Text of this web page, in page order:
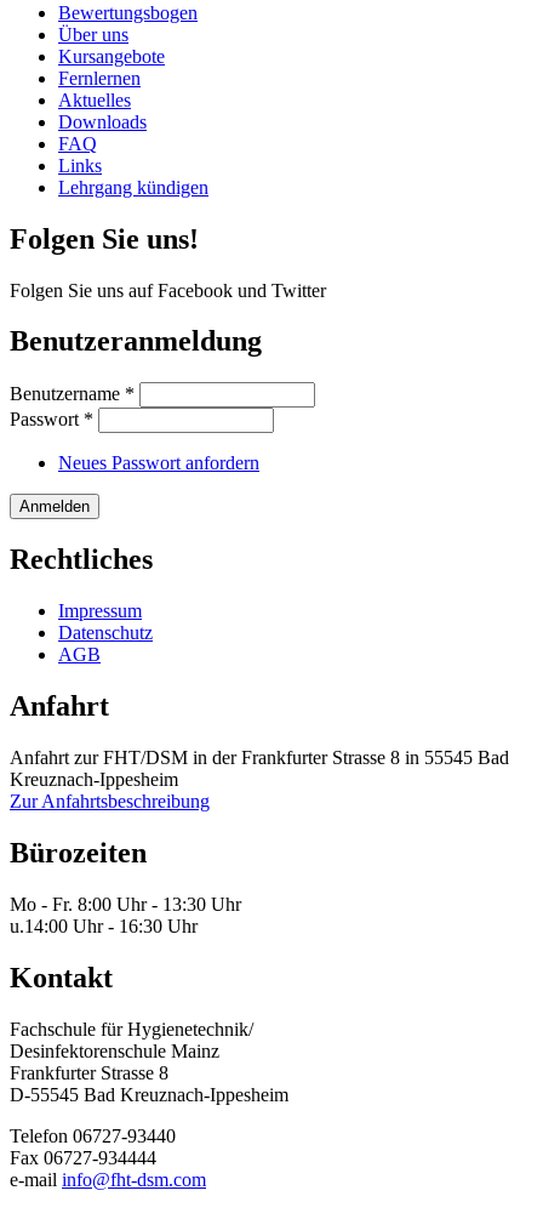
Bewertungsbogen
Über uns
Kursangebote
Fernlernen
Aktuelles
Downloads
FAQ
Links
Lehrgang kündigen
Folgen Sie uns!
Folgen Sie uns auf Facebook und Twitter
Benutzeranmeldung
Benutzername *
Passwort *
Neues Passwort anfordern
Rechtliches
Impressum
Datenschutz
AGB
Anfahrt
Anfahrt zur FHT/DSM in der Frankfurter Strasse 8 in 55545 Bad
Kreuznach-Ippesheim
Zur Anfahrtsbeschreibung
Bürozeiten
Mo - Fr. 8:00 Uhr - 13:30 Uhr
u.14:00 Uhr - 16:30 Uhr
Kontakt
Fachschule für Hygienetechnik/
Desinfektorenschule Mainz
Frankfurter Strasse 8
D-55545 Bad Kreuznach-Ippesheim
Telefon 06727-93440
Fax 06727-934444
e-mail info@fht-dsm.com